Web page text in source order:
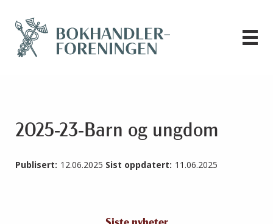
2025-23-Barn og ungdom
Publisert: 12.06.2025 Sist oppdatert: 11.06.2025